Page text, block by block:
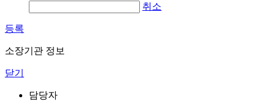
취소
등록
소장기관 정보
닫기
담당자